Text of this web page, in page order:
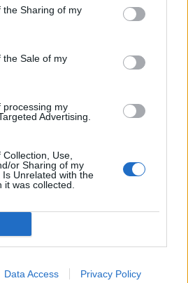
the Sharing of my
the Sale of my
processing my
Advertising.
Use,
or Sharing of my
Unrelated with the
was collected.
Data Access Privacy Policy
de